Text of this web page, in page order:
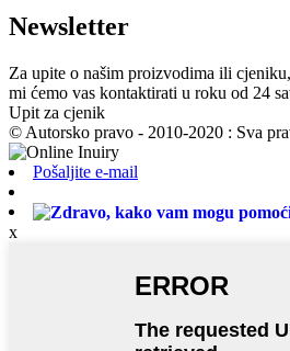
Newsletter
Za upite o našim proizvodima ili
mi ćemo vas kontaktirati u roku od 24
Upit za cjenik
© Autorsko pravo - 2010-2020 : Sva
Pošaljite e-mail
x